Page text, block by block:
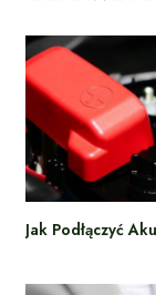
Jak Podłączyć